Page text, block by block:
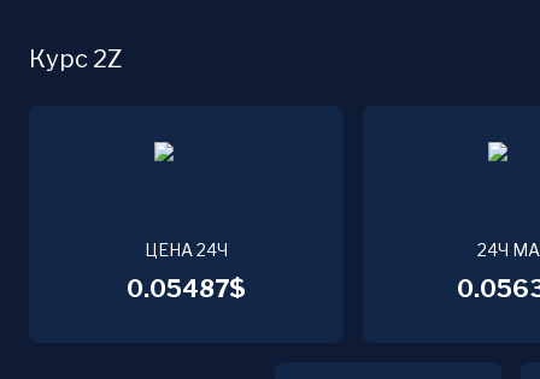
Курс 2Z
ЦЕНА 24Ч
0.05487$
24Ч